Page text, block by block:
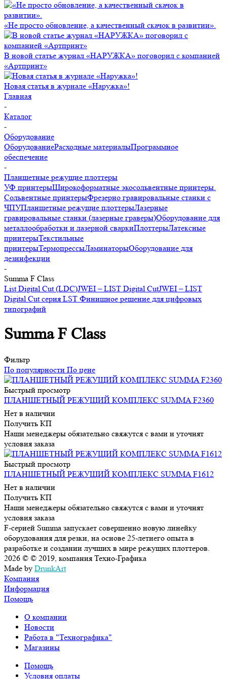
«Не просто обновление, а качественный скачок в развитии».
В новой статье журнал «НАРУЖКА» поговорил с компанией
«Артпринт»
Новая статья в журнале «Наружка»!
Главная
-
Каталог
-
Оборудование
ОборудованиеРасходные материалыПрограммное
обеспечение
-
Планшетные режущие плоттеры
УФ принтерыШирокоформатные экосольвентные принтеры.
Сольвентные принтерыФрезерно гравировальные станки с
ЧПУПланшетные режущие плоттерыЛазерные
гравировальные станки (лазерные граверы)Оборудование для
металлообработки и лазерной сваркиПлоттерыЛатексные
принтерыТекстильные
принтерыТермопрессыЛаминаторыОборудование для
дезинфекции
-
Summa F Class
List Digital Cut (LDC)JWEI – LIST Digital CutJWEI – LIST
Digital Cut серия LST Финишное решение для цифровых
типографий
Summa F Class
Фильтр
По популярности По цене
Быстрый просмотр
ПЛАНШЕТНЫЙ РЕЖУЩИЙ КОМПЛЕКС SUMMA F2360
Нет в наличии
Получить КП
Наши менеджеры обязательно свяжутся с вами и уточнят
условия заказа
Быстрый просмотр
ПЛАНШЕТНЫЙ РЕЖУЩИЙ КОМПЛЕКС SUMMA F1612
Нет в наличии
Получить КП
Наши менеджеры обязательно свяжутся с вами и уточнят
условия заказа
F-серией Summa запускает совершенно новую линейку
оборудования для резки, на основе 25-летнего опыта в
разработке и создании лучших в мире режущих плоттеров.
2026 © © 2019, компания Техно-Графика
Made by DrunkArt
Компания
Информация
Помощь
О компании
Новости
Работа в "Технографика"
Магазины
Помощь
Условия оплаты